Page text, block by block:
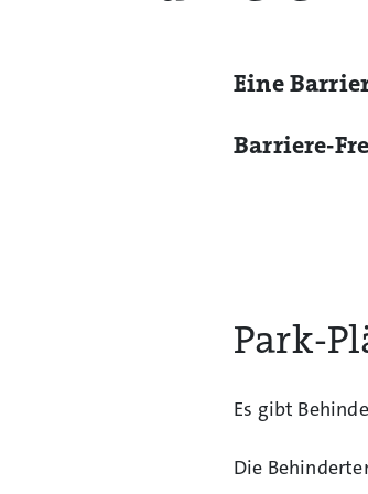
Eine
Barriere-
Park-
Es gibt
Die